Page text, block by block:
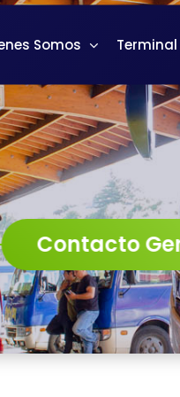
Somos Terminal